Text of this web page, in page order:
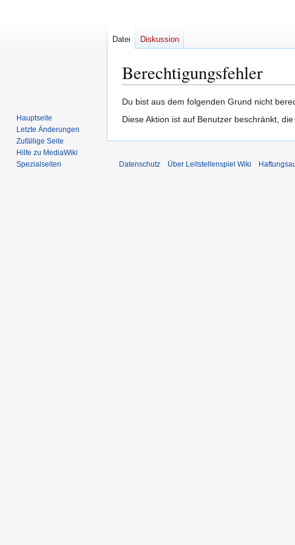
Berechtigungsfehler
Zur
Navigation
Zur
Suche
Du bist aus dem folgenden Grund nicht
Diese Aktion ist auf Benutzer beschränkt,
Datei Diskussion
Hauptseite
Letzte Änderungen
Zufällige Seite
Hilfe zu MediaWiki
Spezialseiten
Datenschutz Über Leitstellenspiel Wiki